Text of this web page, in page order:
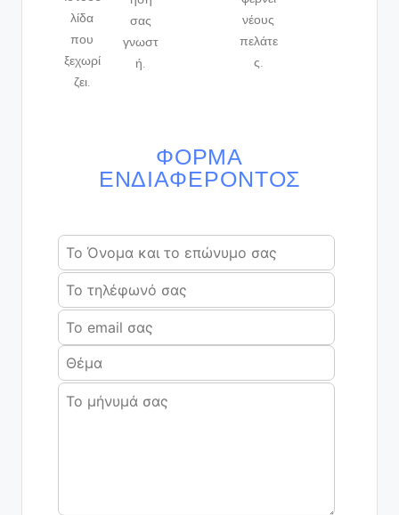
λίδα
που
ξεχωρί
ζει.
σας
γνωστ
ή.
νέους
πελάτε
ς.
ΦΌΡΜΑ
ΕΝΔΙΑΦΈΡΟΝΤΟΣ